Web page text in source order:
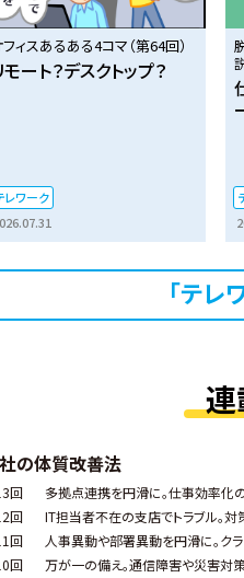
フィスあるある4コマ（第64回）
モート？デスクトップ？
レワーク
「テレ
連
の体質改善法
回 多拠点連携を円滑に。仕事効率化
回
IT担当者不在の支店でトラブル。対
回
人事異動や部署異動を円滑に。ク
回
万が一の備え。通信障害や災害対